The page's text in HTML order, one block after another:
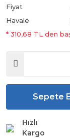
Fiyat
Havale
* 310,68 TL den
Sepete
Hızlı
Kargo